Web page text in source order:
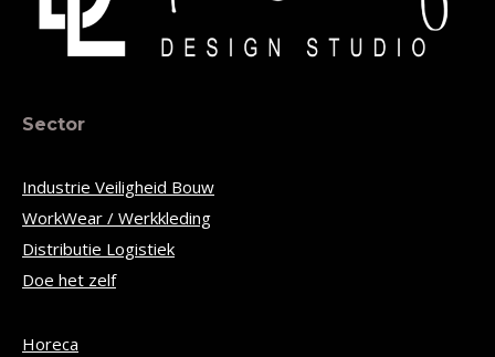
Sector
Industrie Veiligheid Bouw
WorkWear / Werkkleding
Distributie Logistiek
Doe het zelf
Horeca